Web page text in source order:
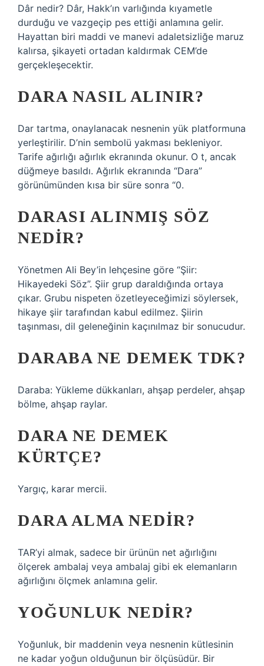
Dâr nedir? Dâr, Hakk’ın varlığında kıyametle
durduğu ve vazgeçip pes ettiği anlamına gelir.
Hayattan biri maddi ve manevi adaletsizliğe maruz
kalırsa, şikayeti ortadan kaldırmak CEM’de
gerçekleşecektir.
DARA NASIL ALINIR?
Dar tartma, onaylanacak nesnenin yük platformuna
yerleştirilir. D’nin sembolü yakması bekleniyor.
Tarife ağırlığı ağırlık ekranında okunur. O t, ancak
düğmeye basıldı. Ağırlık ekranında “Dara”
görünümünden kısa bir süre sonra “0.
DARASI ALINMIŞ SÖZ
NEDIR?
Yönetmen Ali Bey’in lehçesine göre “Şiir:
Hikayedeki Söz”. Şiir grup daraldığında ortaya
çıkar. Grubu nispeten özetleyeceğimizi söylersek,
hikaye şiir tarafından kabul edilmez. Şiirin
taşınması, dil geleneğinin kaçınılmaz bir sonucudur.
DARABA NE DEMEK TDK?
Daraba: Yükleme dükkanları, ahşap perdeler, ahşap
bölme, ahşap raylar.
DARA NE DEMEK
KÜRTÇE?
Yargıç, karar mercii.
DARA ALMA NEDIR?
TAR’yi almak, sadece bir ürünün net ağırlığını
ölçerek ambalaj veya ambalaj gibi ek elemanların
ağırlığını ölçmek anlamına gelir.
YOĞUNLUK NEDIR?
Yoğunluk, bir maddenin veya nesnenin kütlesinin
ne kadar yoğun olduğunun bir ölçüsüdür. Bir